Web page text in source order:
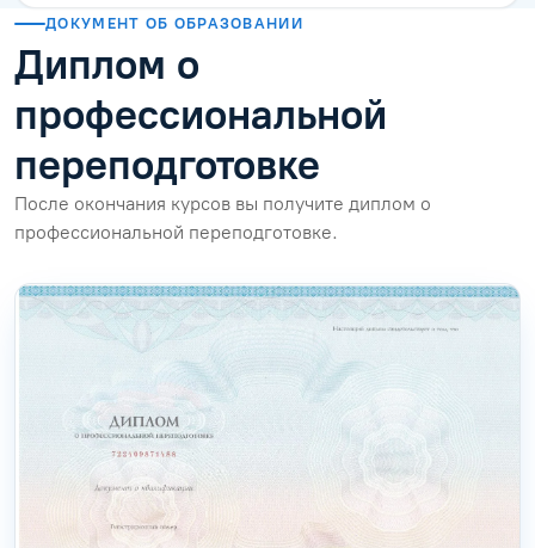
ДОКУМЕНТ ОБ ОБРАЗОВАНИИ
Диплом о
профессиональной
переподготовке
После окончания курсов вы получите диплом о
профессиональной переподготовке.